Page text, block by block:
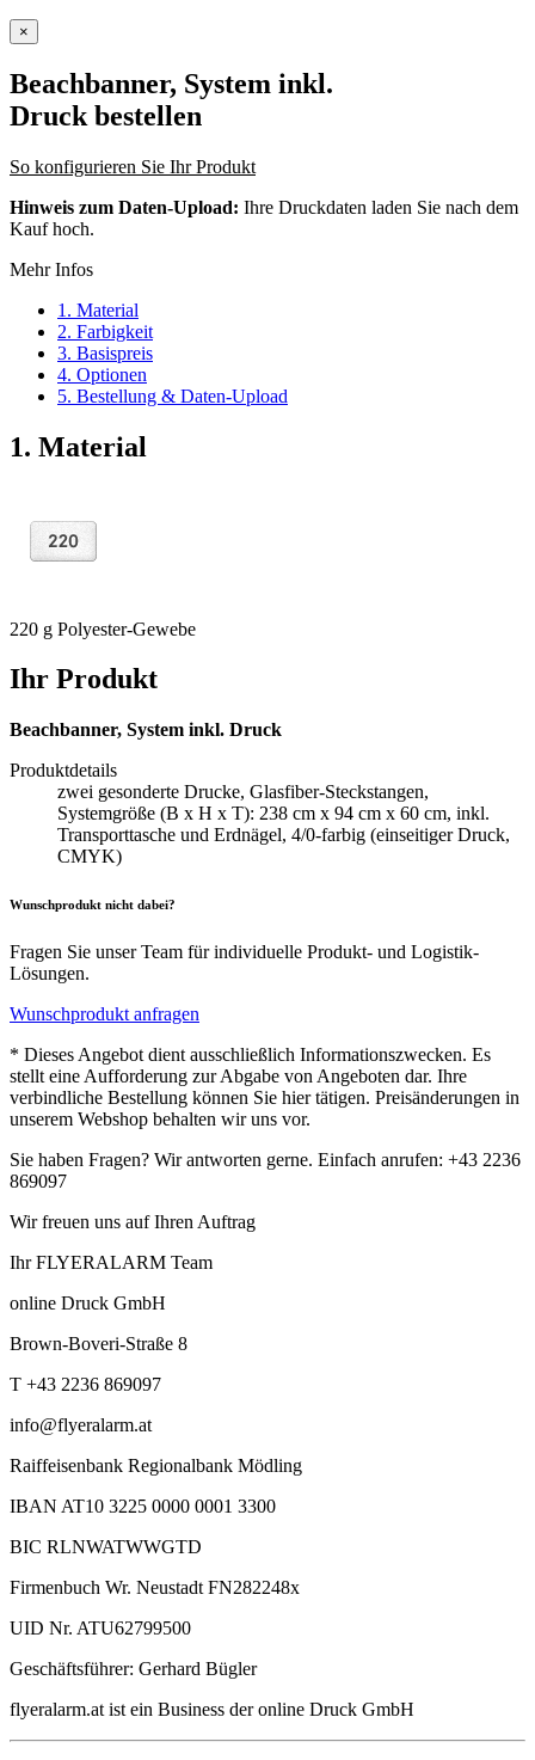
×
Beachbanner, System inkl.
Druck bestellen
So konfigurieren Sie Ihr Produkt
Hinweis zum Daten-Upload: Ihre Druckdaten laden Sie nach dem
Kauf hoch.
Mehr Infos
1. Material
2. Farbigkeit
3. Basispreis
4. Optionen
5. Bestellung & Daten-Upload
1. Material
220 g Polyester-Gewebe
Ihr Produkt
Beachbanner, System inkl. Druck
Produktdetails
zwei gesonderte Drucke, Glasfiber-Steckstangen,
Systemgröße (B x H x T): 238 cm x 94 cm x 60 cm, inkl.
Transporttasche und Erdnägel, 4/0-farbig (einseitiger Druck,
CMYK)
Wunschprodukt nicht dabei?
Fragen Sie unser Team für individuelle Produkt- und Logistik-
Lösungen.
Wunschprodukt anfragen
* Dieses Angebot dient ausschließlich Informationszwecken. Es
stellt eine Aufforderung zur Abgabe von Angeboten dar. Ihre
verbindliche Bestellung können Sie hier tätigen. Preisänderungen in
unserem Webshop behalten wir uns vor.
Sie haben Fragen? Wir antworten gerne. Einfach anrufen: +43 2236
869097
Wir freuen uns auf Ihren Auftrag
Ihr FLYERALARM Team
online Druck GmbH
Brown-Boveri-Straße 8
T +43 2236 869097
info@flyeralarm.at
Raiffeisenbank Regionalbank Mödling
IBAN AT10 3225 0000 0001 3300
BIC RLNWATWWGTD
Firmenbuch Wr. Neustadt FN282248x
UID Nr. ATU62799500
Geschäftsführer: Gerhard Bügler
flyeralarm.at ist ein Business der online Druck GmbH